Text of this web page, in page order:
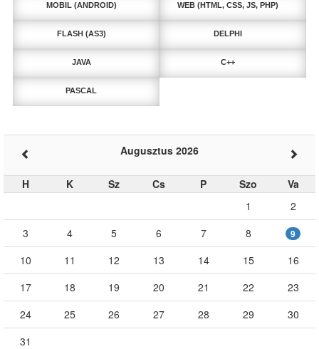
MOBIL (ANDROID) WEB (HTML, CSS, JS, PHP)
FLASH (AS3) DELPHI
JAVA C++
PASCAL
Augusztus 2026
H K Sz Cs P Szo
Va
1
2
3
4 5 6 7 8 9
10 11 12 13 14 15
16
17
18 19 20 21 22
23
24
25 26 27 28 29
30
31